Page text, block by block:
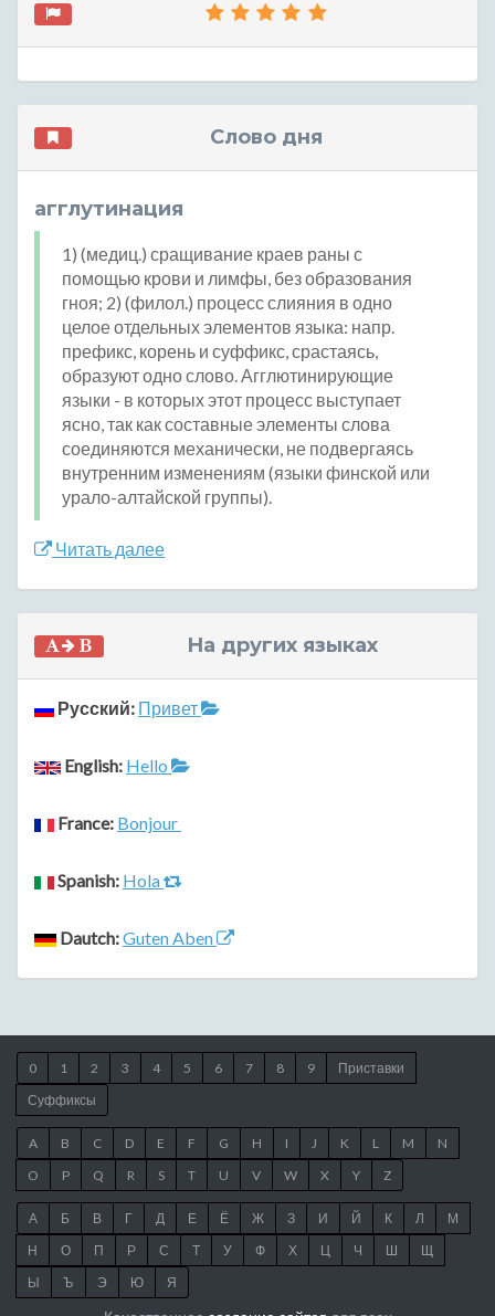
Слово дня
агглутинация
1) (медиц.) сращивание краев раны с
помощью крови и лимфы, без образования
гноя; 2) (филол.) процесс слияния в одно
целое отдельных элементов языка: напр.
префикс, корень и суффикс, срастаясь,
образуют одно слово. Агглютинирующие
языки - в которых этот процесс выступает
ясно, так как составные элементы слова
соединяются механически, не подвергаясь
внутренним изменениям (языки финской или
урало-алтайской группы).
Читать далее
На других языках
Русский: Привет
English: Hello
France: Bonjour
Spanish: Hola
Dautch:Guten Aben
0 1 2 3 4 5 6 7 8 9
Приставки
Суффиксы
A B C D E F G H I J K L M
N
O
P Q R S T U V W X Y Z
А Б В Г Д Е Ё Ж З И Й К Л
М
Н
О П Р С Т У Ф Х Ц Ч Ш
Щ
Ы
Ъ Э Ю Я